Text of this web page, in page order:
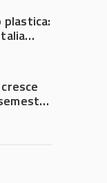
plastica: